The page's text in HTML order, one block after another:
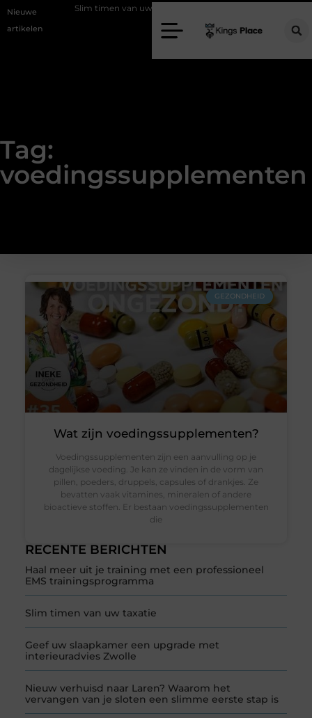
Nieuwe
artikelen
Slim timen van uw taxatie
Tag:
voedingssupplementen
RECENTE BERICHTEN
Haal meer uit je training met een professioneel
EMS trainingsprogramma
Slim timen van uw taxatie
Geef uw slaapkamer een upgrade met
interieuradvies Zwolle
Nieuw verhuisd naar Laren? Waarom het
vervangen van je sloten een slimme eerste stap is
GEZONDHEID
Wat zijn voedingssupplementen?
Voedingssupplementen zijn een aanvulling op je
dagelijkse voeding. Je kan ze vinden in de vorm van
pillen, poeders, druppels, capsules of drankjes. Ze
bevatten vaak vitamines, mineralen of andere
bioactieve stoffen. Er bestaan voedingssupplementen
die